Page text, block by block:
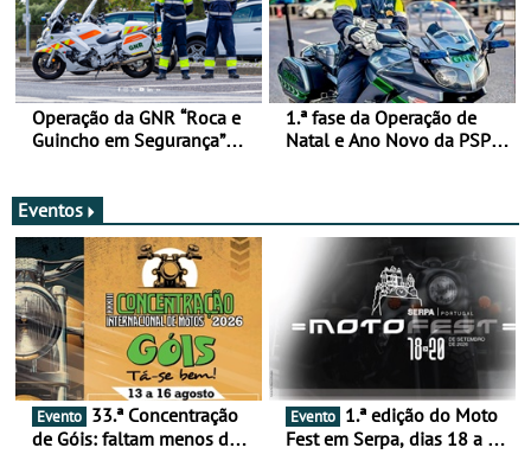
Operação da GNR “Roca e
Guincho em Segurança”
1.ª fase da Operação de
Natal e Ano Novo da PSP e
Eventos
Evento
de Góis: faltam menos de
Evento
Fest em Serpa, dias 18 a 20